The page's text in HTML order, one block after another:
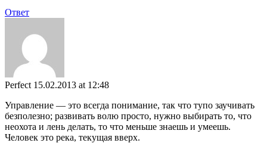
Ответ
Perfect 15.02.2013 at 12:48
Управление — это всегда понимание, так что тупо заучивать
безполезно; развивать волю просто, нужно выбирать то, что
неохота и лень делать, то что меньше знаешь и умеешь.
Человек это река, текущая вверх.